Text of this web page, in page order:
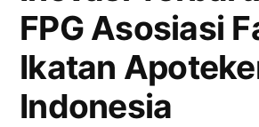
Tips
Efektif”
FPG Asosiasi
Ikatan
Indonesia